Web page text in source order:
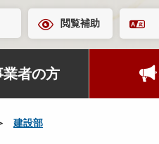
閲覧補助
業者の方
建設部